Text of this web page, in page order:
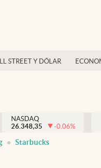
STREET Y DÓLAR
NASDAQ
26.348,35
-0.06%
Starbucks